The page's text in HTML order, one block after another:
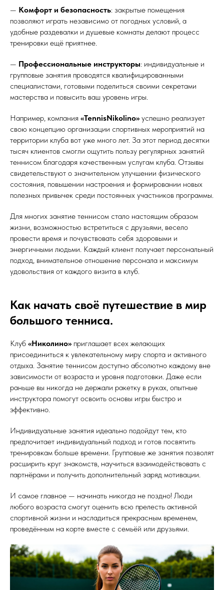
— Комфорт и безопасность: закрытые помещения
позволяют играть независимо от погодных условий, а
удобные раздевалки и душевые комнаты делают процесс
тренировки ещё приятнее.
— Профессиональные инструкторы: индивидуальные и
групповые занятия проводятся квалифицированными
специалистами, готовыми поделиться своими секретами
мастерства и повысить ваш уровень игры.
Например, компания «TennisNikolino» успешно реализует
свою концепцию организации спортивных мероприятий на
территории клуба вот уже много лет. За этот период десятки
тысяч клиентов смогли ощутить пользу регулярных занятий
теннисом благодаря качественным услугам клуба. Отзывы
свидетельствуют о значительном улучшении физического
состояния, повышении настроения и формировании новых
полезных привычек среди постоянных участников программы.
Для многих занятие теннисом стало настоящим образом
жизни, возможностью встретиться с друзьями, весело
провести время и почувствовать себя здоровыми и
энергичными людьми. Каждый клиент получает персональный
подход, внимательное отношение персонала и максимум
удовольствия от каждого визита в клуб.
Как начать своё путешествие в мир
большого тенниса.
Клуб «Николино» приглашает всех желающих
присоединиться к увлекательному миру спорта и активного
отдыха. Занятие теннисом доступно абсолютно каждому вне
зависимости от возраста и уровня подготовки. Даже если
раньше вы никогда не держали ракетку в руках, опытные
инструктора помогут освоить основы игры быстро и
эффективно.
Индивидуальные занятия идеально подойдут тем, кто
предпочитает индивидуальный подход и готов посвятить
тренировкам больше времени. Групповые же занятия позволят
расширить круг знакомств, научиться взаимодействовать с
партнёрами и получить дополнительный заряд мотивации.
И самое главное — начинать никогда не поздно! Люди
любого возраста смогут оценить всю прелесть активной
спортивной жизни и насладиться прекрасным временем,
проведённым на корте вместе с семьёй или друзьями.